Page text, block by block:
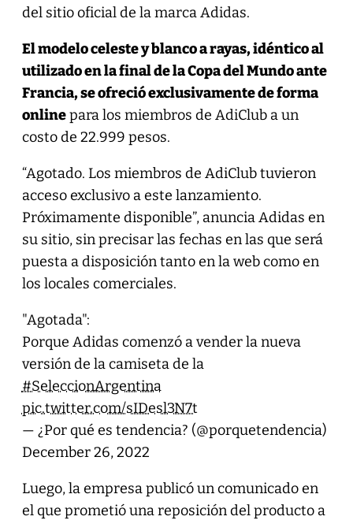
del sitio oficial de la marca Adidas.
El modelo celeste y blanco a rayas, idéntico al
utilizado en la final de la Copa del Mundo ante
Francia, se ofreció exclusivamente de forma
onlinepara los miembros de AdiClub a un
costo de 22.999 pesos.
“Agotado. Los miembros de AdiClub tuvieron
acceso exclusivo a este lanzamiento.
Próximamente disponible”, anuncia Adidas en
su sitio, sin precisar las fechas en las que será
puesta a disposición tanto en la web como en
los locales comerciales.
"Agotada":
Porque Adidas comenzó a vender la nueva
versión de la camiseta de la
#SeleccionArgentina
pic.twitter.com/sIDesl3N7t
— ¿Por qué es tendencia? (@porquetendencia)
December 26, 2022
Luego, la empresa publicó un comunicado en
el que prometió una reposición del producto a